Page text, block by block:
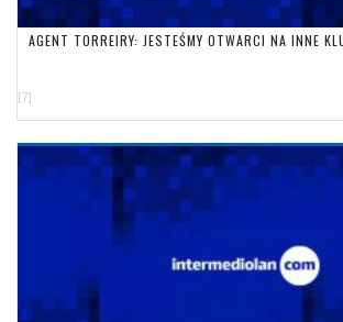
AGENT TORREIRY: JESTEŚMY OTWARCI NA INNE
[7]